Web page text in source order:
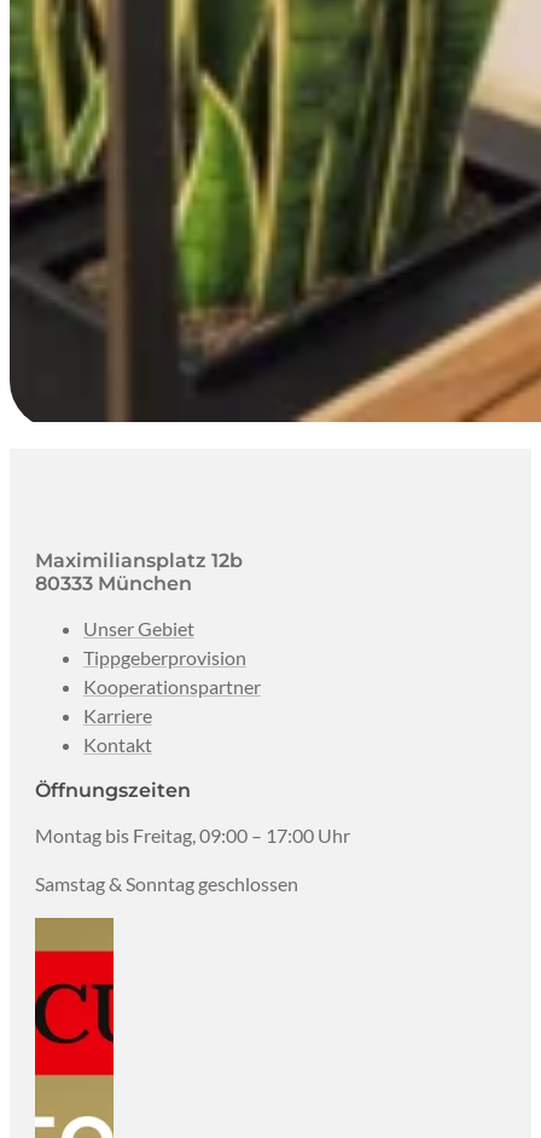
Maximiliansplatz 12b
80333 München
Unser Gebiet
Tippgeberprovision
Kooperationspartner
Karriere
Kontakt
Öffnungszeiten
Montag bis Freitag, 09:00 – 17:00 Uhr
Samstag & Sonntag geschlossen